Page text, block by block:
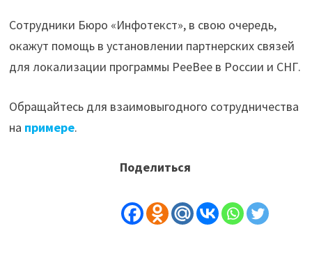
Сотрудники Бюро «Инфотекст», в свою очередь,
окажут помощь в установлении партнерских связей
для локализации программы PeeBee в России и СНГ.
Обращайтесь для взаимовыгодного сотрудничества
на примере.
Поделиться